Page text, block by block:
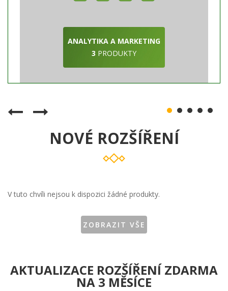
ANALYTIKA A MARKETING
3 PRODUKTY
NOVÉ ROZŠÍŘENÍ
V tuto chvíli nejsou k dispozici žádné produkty.
ZOBRAZIT VŠE
AKTUALIZACE ROZŠÍŘENÍ ZDARMA
NA 3 MĚSÍCE